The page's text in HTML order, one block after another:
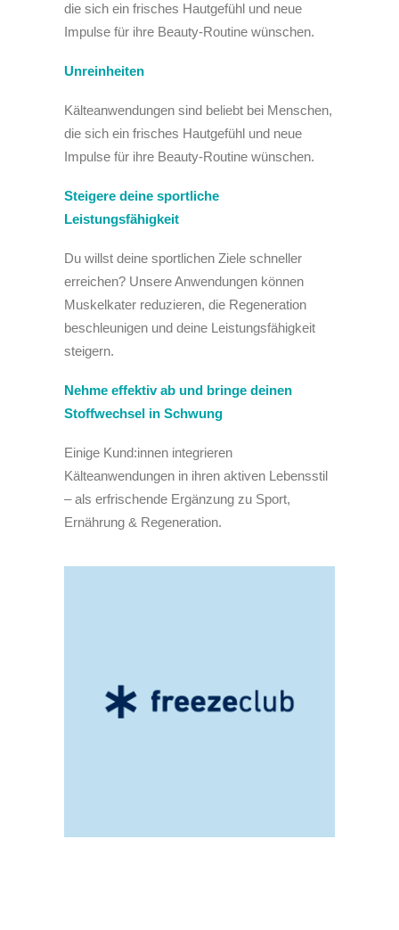
die sich ein frisches Hautgefühl und neue
Impulse für ihre Beauty-Routine wünschen.
Unreinheiten
Kälteanwendungen sind beliebt bei Menschen,
die sich ein frisches Hautgefühl und neue
Impulse für ihre Beauty-Routine wünschen.
Steigere deine sportliche
Leistungsfähigkeit
Du willst deine sportlichen Ziele schneller
erreichen? Unsere Anwendungen können
Muskelkater reduzieren, die Regeneration
beschleunigen und deine Leistungsfähigkeit
steigern.
Nehme effektiv ab und bringe deinen
Stoffwechsel in Schwung
Einige Kund:innen integrieren
Kälteanwendungen in ihren aktiven Lebensstil
– als erfrischende Ergänzung zu Sport,
Ernährung & Regeneration.